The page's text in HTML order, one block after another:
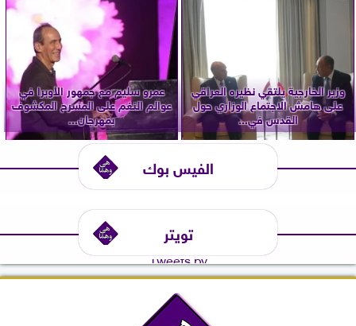
وزير الخارجية يلتقي نظيره العراقي
على هامش الاجتماع الوزاري حول
القدس في...
عمرو سليم مع جمهور الأوبرا في
عوالم النغم على المسرح المكشوف
بمهرجان...
الفيس بوك
تويتر
Tweets by